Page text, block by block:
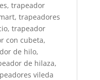
trapeador
trapeadores
trapeador
con cubeta,
de hilo,
de hilaza,
vileda